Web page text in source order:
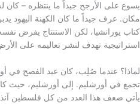
يسوع على الأرجح جيداً ما ينتظره – كان
مكان. عرف جيداً ما كان الكهنة اليهود
كتاب يورانشيا، لكن الاستنتاج يفرض
استراتيجية تهدف لنشر تعاليمه على
لماذا؟ عندما صُلِب، كان عيد الفصح في
تجمع في أورشليم. إلى أورشليم، حيث
يأتي ضعف هذا العدد من كل فلسطين